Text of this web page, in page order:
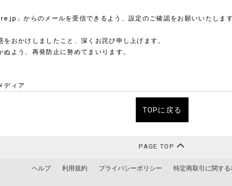
」からのメールを受信できるよう、設定のご確認をお願いいたします
おかけしましたこと、深くお詫び申し上げます。
よう、再発防止に努めてまいります。
ディア
TOPに戻る
PAGE TOP
ヘルプ 利用規約 プライバシーポリシー 特定商取引に関する